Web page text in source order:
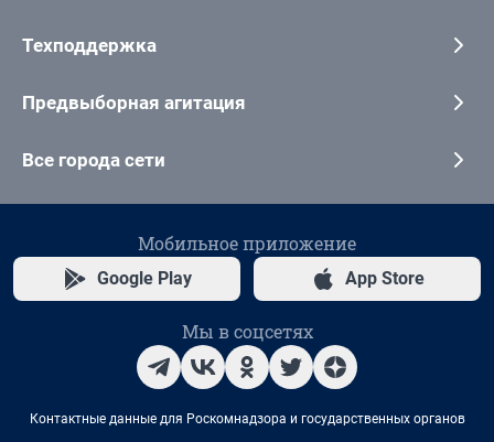
Техподдержка
Предвыборная агитация
Все города сети
Мобильное приложение
Google Play App Store
Мы в соцсетях
Контактные данные для Роскомнадзора и государственных органов